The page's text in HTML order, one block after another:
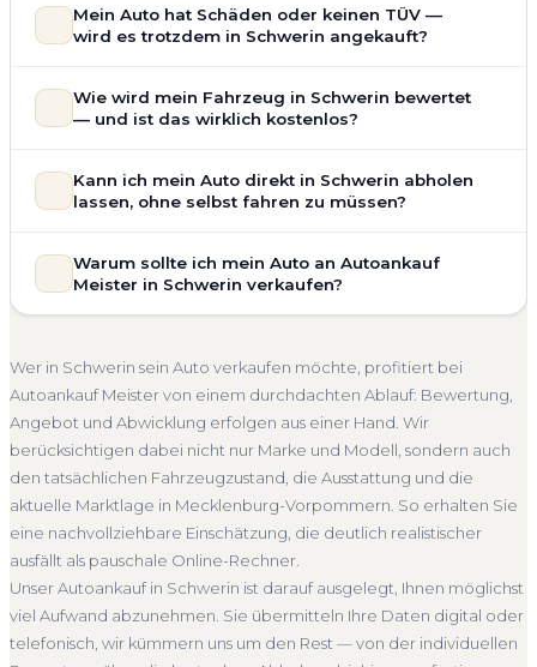
Mein Auto hat Schäden oder keinen TÜV —
wird es trotzdem in Schwerin angekauft?
Motorschaden, Getriebeschaden, abgelaufenem TÜV oder
allgemeinem Reparaturbedarf direkt in Schwerin an. Der
Bewertung ein. Anders als Online-Rechner berücksichtigen
wir den realen Zustand und die aktuelle Nachfrage für eine
Unfallwagen Schwerin Motorschaden
Ohne TÜV
Getriebeschaden
Faire Bewertung
Wie wird mein Fahrzeug in Schwerin bewertet
— und ist das wirklich kostenlos?
ist vollständig kostenlos und unverbindlich. Wir prüfen Marke,
Modell, Baujahr, Kilometerstand, Ausstattung, Pflegezustand
Schätzung, sondern eine fundierte Einschätzung, die nah am
tatsächlichen Verkaufspreis liegt — speziell für den Markt in
Mecklenburg-Vorpommern.
Unverbindlich
Seriöse Einschätzung
Kann ich mein Auto direkt in Schwerin abholen
lassen, ohne selbst fahren zu müssen?
umfasst die kostenlose Abholung direkt an Ihrer Adresse —
egal ob zu Hause, am Arbeitsplatz oder an einem Treffpunkt
erfolgt direkt bei Übergabe, auf Wunsch übernehmen wir
auch die Abmeldung.
Abholung Schwerin Nicht fahrbereit
Barzahlung
Abmeldung inklusive
Warum sollte ich mein Auto an Autoankauf
Meister in Schwerin verkaufen?
deutschlandweit an — auch in Schwerin und ganz
Mecklenburg-Vorpommern. Sie erhalten eine kostenlose
Bewertung, ein verbindliches Angebot und auf Wunsch den
kompletten Service von der Abholung bis zur Abmeldung.
Über 4.800 zufriedene Kunden sprechen für sich.
Seit 2010 4.800+ Ankäufe
Komplettservice
Mecklenburg-Vorpommern
Wer in Schwerin sein Auto verkaufen möchte, profitiert bei
Autoankauf Meister von einem durchdachten Ablauf: Bewertung,
Angebot und Abwicklung erfolgen aus einer Hand. Wir
berücksichtigen dabei nicht nur Marke und Modell, sondern auch
den tatsächlichen Fahrzeugzustand, die Ausstattung und die
aktuelle Marktlage in Mecklenburg-Vorpommern. So erhalten Sie
eine nachvollziehbare Einschätzung, die deutlich realistischer
ausfällt als pauschale Online-Rechner.
Unser Autoankauf in Schwerin ist darauf ausgelegt, Ihnen möglichst
viel Aufwand abzunehmen. Sie übermitteln Ihre Daten digital oder
telefonisch, wir kümmern uns um den Rest — von der individuellen